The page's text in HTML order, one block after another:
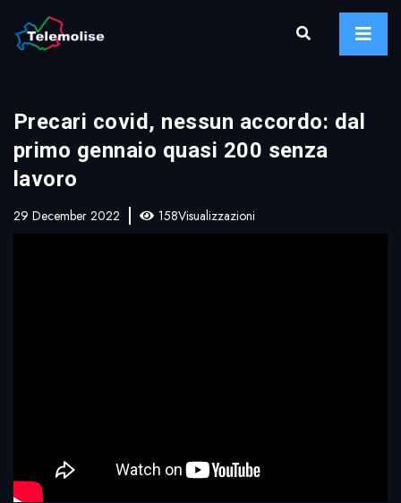
Precari covid, nessun accordo: dal
primo gennaio quasi 200 senza
lavoro
29 December 2022 158Visualizzazioni